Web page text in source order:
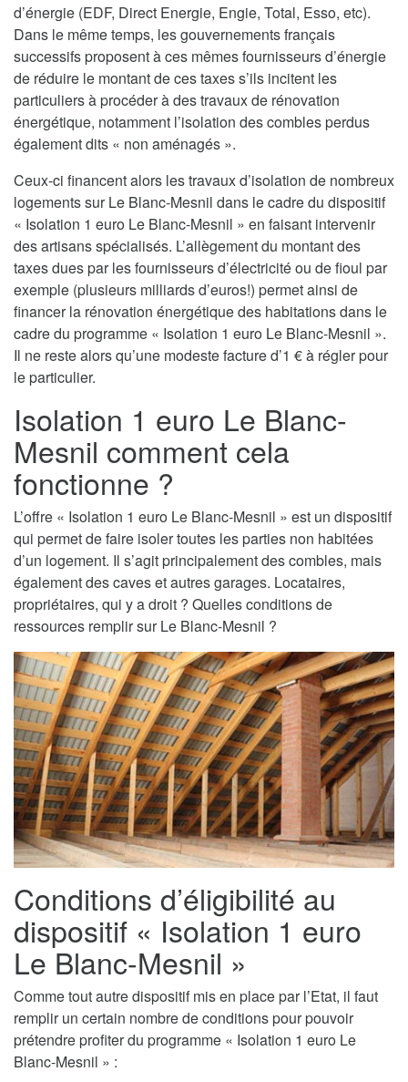
d’énergie (EDF, Direct Energie, Engie, Total, Esso, etc).
Dans le même temps, les gouvernements français
successifs proposent à ces mêmes fournisseurs d’énergie
de réduire le montant de ces taxes s’ils incitent les
particuliers à procéder à des travaux de rénovation
énergétique, notamment l’isolation des combles perdus
également dits « non aménagés ».
Ceux-ci financent alors les travaux d’isolation de nombreux
logements sur Le Blanc-Mesnil dans le cadre du dispositif
« Isolation 1 euro Le Blanc-Mesnil » en faisant intervenir
des artisans spécialisés. L’allègement du montant des
taxes dues par les fournisseurs d’électricité ou de fioul par
exemple (plusieurs milliards d’euros!) permet ainsi de
financer la rénovation énergétique des habitations dans le
cadre du programme « Isolation 1 euro Le Blanc-Mesnil ».
Il ne reste alors qu’une modeste facture d’1 € à régler pour
le particulier.
Isolation 1 euro Le Blanc-
Mesnil comment cela
fonctionne ?
L’offre « Isolation 1 euro Le Blanc-Mesnil » est un dispositif
qui permet de faire isoler toutes les parties non habitées
d’un logement. Il s’agit principalement des combles, mais
également des caves et autres garages. Locataires,
propriétaires, qui y a droit ? Quelles conditions de
ressources remplir sur Le Blanc-Mesnil ?
Conditions d’éligibilité au
dispositif « Isolation 1 euro
Le Blanc-Mesnil »
Comme tout autre dispositif mis en place par l’Etat, il faut
remplir un certain nombre de conditions pour pouvoir
prétendre profiter du programme « Isolation 1 euro Le
Blanc-Mesnil » :